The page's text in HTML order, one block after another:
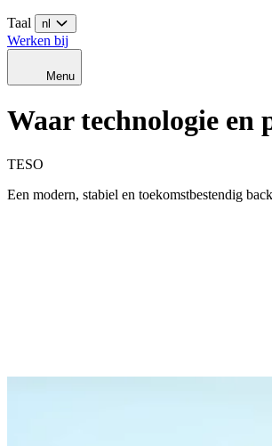
Taal nl
Werken bij
Menu
Waar technologie en
TESO
Een modern, stabiel en toekomstbestendig